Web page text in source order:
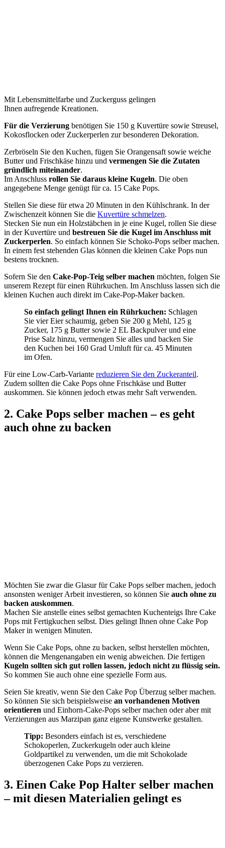
Mit Lebensmittelfarbe und Zuckerguss gelingen
Ihnen aufregende Kreationen.
Für die Verzierung benötigen Sie 150 g Kuvertüre sowie Streusel,
Kokosflocken oder Zuckerperlen zur besonderen Dekoration.
Zerbröseln Sie den Kuchen, fügen Sie Orangensaft sowie weiche
Butter und Frischkäse hinzu und vermengen Sie die Zutaten
gründlich miteinander.
Im Anschluss rollen Sie daraus kleine Kugeln. Die oben
angegebene Menge genügt für ca. 15 Cake Pops.
Stellen Sie diese für etwa 20 Minuten in den Kühlschrank. In der
Zwischenzeit können Sie die Kuvertüre schmelzen.
Stecken Sie nun ein Holzstäbchen in je eine Kugel, rollen Sie diese
in der Kuvertüre und bestreuen Sie die Kugel im Anschluss mit
Zuckerperlen. So einfach können Sie Schoko-Pops selber machen.
In einem fest stehenden Glas können die kleinen Cake Pops nun
bestens trocknen.
Sofern Sie den Cake-Pop-Teig selber machen möchten, folgen Sie
unserem Rezept für einen Rührkuchen. Im Anschluss lassen sich die
kleinen Kuchen auch direkt im Cake-Pop-Maker backen.
So einfach gelingt Ihnen ein Rührkuchen: Schlagen
Sie vier Eier schaumig, geben Sie 200 g Mehl, 125 g
Zucker, 175 g Butter sowie 2 EL Backpulver und eine
Prise Salz hinzu, vermengen Sie alles und backen Sie
den Kuchen bei 160 Grad Umluft für ca. 45 Minuten
im Ofen.
Für eine Low-Carb-Variante reduzieren Sie den Zuckeranteil.
Zudem sollten die Cake Pops ohne Frischkäse und Butter
auskommen. Sie können jedoch etwas mehr Saft verwenden.
2. Cake Pops selber machen – es geht
auch ohne zu backen
Möchten Sie zwar die Glasur für Cake Pops selber machen, jedoch
ansonsten weniger Arbeit investieren, so können Sie auch ohne zu
backen auskommen.
Machen Sie anstelle eines selbst gemachten Kuchenteigs Ihre Cake
Pops mit Fertigkuchen selbst. Dies gelingt Ihnen ohne Cake Pop
Maker in wenigen Minuten.
Wenn Sie Cake Pops, ohne zu backen, selbst herstellen möchten,
können die Mengenangaben ein wenig abweichen. Die fertigen
Kugeln sollten sich gut rollen lassen, jedoch nicht zu flüssig sein.
So kommen Sie auch ohne eine spezielle Form aus.
Seien Sie kreativ, wenn Sie den Cake Pop Überzug selber machen.
So können Sie sich beispielsweise an vorhandenen Motiven
orientieren und Einhorn-Cake-Pops selber machen oder aber mit
Verzierungen aus Marzipan ganz eigene Kunstwerke gestalten.
Tipp: Besonders einfach ist es, verschiedene
Schokoperlen, Zuckerkugeln oder auch kleine
Goldpartikel zu verwenden, um die mit Schokolade
überzogenen Cake Pops zu verzieren.
3. Einen Cake Pop Halter selber machen
– mit diesen Materialien gelingt es